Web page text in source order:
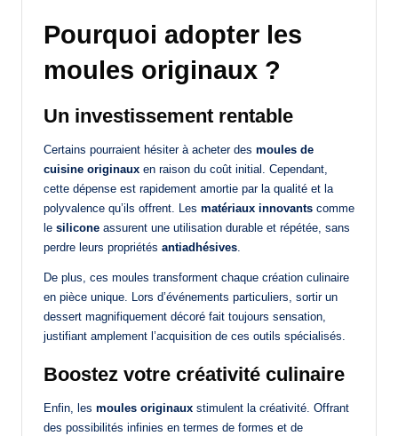
Pourquoi adopter les
moules originaux ?
Un investissement rentable
Certains pourraient hésiter à acheter des moules de
cuisine originaux en raison du coût initial. Cependant,
cette dépense est rapidement amortie par la qualité et la
polyvalence qu’ils offrent. Les matériaux innovants comme
le silicone assurent une utilisation durable et répétée, sans
perdre leurs propriétés antiadhésives.
De plus, ces moules transforment chaque création culinaire
en pièce unique. Lors d’événements particuliers, sortir un
dessert magnifiquement décoré fait toujours sensation,
justifiant amplement l’acquisition de ces outils spécialisés.
Boostez votre créativité culinaire
Enfin, les moules originaux stimulent la créativité. Offrant
des possibilités infinies en termes de formes et de